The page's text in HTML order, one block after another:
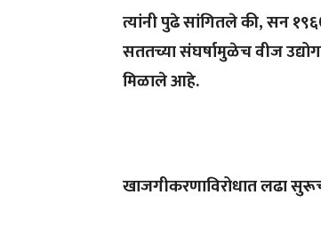
त्यांनी पुढे सांगितले की, सन
सततच्या संघर्षामुळेच वीज
मिळाले आहे.
खाजगीकरणाविरोधात लढा